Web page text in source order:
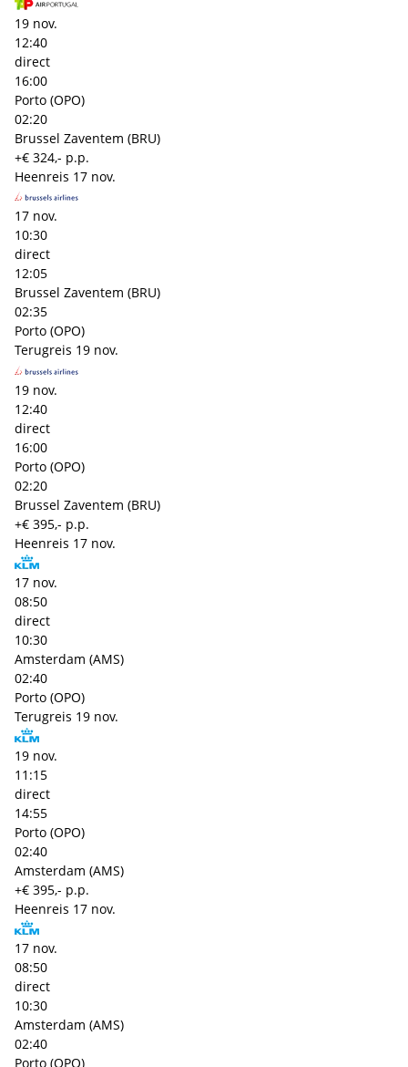
19 nov.
12:40
direct
16:00
Porto (OPO)
02:20
Brussel Zaventem (BRU)
+€ 324,- p.p.
Heenreis 17 nov.
17 nov.
10:30
direct
12:05
Brussel Zaventem (BRU)
02:35
Porto (OPO)
Terugreis 19 nov.
19 nov.
12:40
direct
16:00
Porto (OPO)
02:20
Brussel Zaventem (BRU)
+€ 395,- p.p.
Heenreis 17 nov.
17 nov.
08:50
direct
10:30
Amsterdam (AMS)
02:40
Porto (OPO)
Terugreis 19 nov.
19 nov.
11:15
direct
14:55
Porto (OPO)
02:40
Amsterdam (AMS)
+€ 395,- p.p.
Heenreis 17 nov.
17 nov.
08:50
direct
10:30
Amsterdam (AMS)
02:40
Porto (OPO)